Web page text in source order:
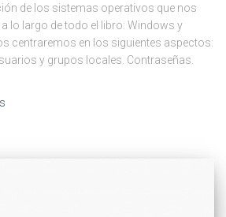
de los sistemas operativos que nos
lo largo de todo el libro: Windows y
centraremos en los siguientes aspectos:
y grupos locales. Contraseñas.